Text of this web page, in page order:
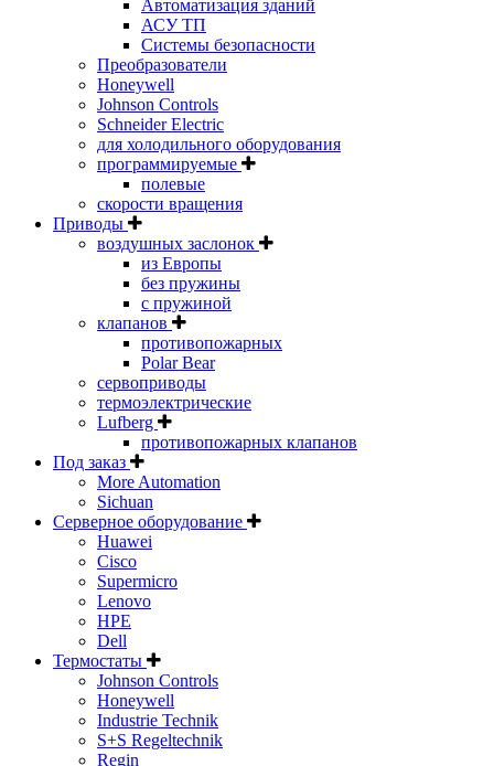
Автоматизация зданий
АСУ ТП
Системы безопасности
Преобразователи
Honeywell
Johnson Controls
Schneider Electric
для холодильного оборудования
программируемые
полевые
скорости вращения
Приводы
воздушных заслонок
из Европы
без пружины
с пружиной
клапанов
противопожарных
Polar Bear
сервоприводы
термоэлектрические
Lufberg
противопожарных клапанов
Под заказ
More Automation
Sichuan
Серверное оборудование
Huawei
Cisco
Supermicro
Lenovo
HPE
Dell
Термостаты
Johnson Controls
Honeywell
Industrie Technik
S+S Regeltechnik
Regin